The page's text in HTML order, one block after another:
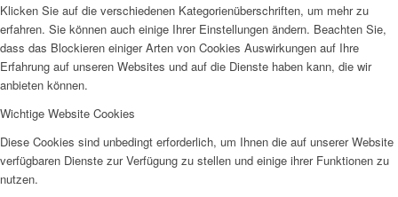
Klicken Sie auf die verschiedenen Kategorienüberschriften, um mehr zu
erfahren. Sie können auch einige Ihrer Einstellungen ändern. Beachten Sie,
dass das Blockieren einiger Arten von Cookies Auswirkungen auf Ihre
Erfahrung auf unseren Websites und auf die Dienste haben kann, die wir
anbieten können.
Wichtige Website Cookies
Diese Cookies sind unbedingt erforderlich, um Ihnen die auf unserer Website
verfügbaren Dienste zur Verfügung zu stellen und einige ihrer Funktionen zu
nutzen.